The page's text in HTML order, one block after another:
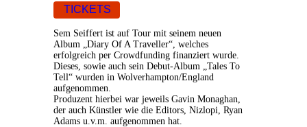
TICKETS
Sem Seiffert ist auf Tour mit seinem neuen
Album „Diary Of A Traveller“, welches
erfolgreich per Crowdfunding finanziert wurde.
Dieses, sowie auch sein Debut-Album „Tales To
Tell“ wurden in Wolverhampton/England
aufgenommen.
Produzent hierbei war jeweils Gavin Monaghan,
der auch Künstler wie die Editors, Nizlopi, Ryan
Adams u.v.m. aufgenommen hat.